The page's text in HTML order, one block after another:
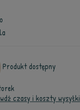
Produkt dostępny
czasy i koszty wysyłki